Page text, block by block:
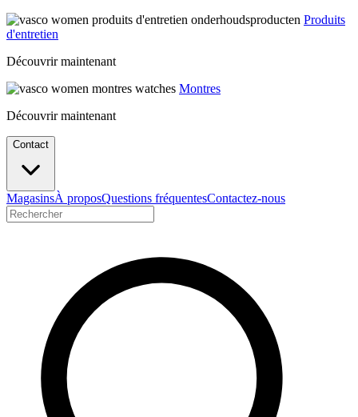
Produits
d'entretien
Découvrir maintenant
Montres
Découvrir maintenant
Contact
MagasinsÀ proposQuestions fréquentesContactez-nous